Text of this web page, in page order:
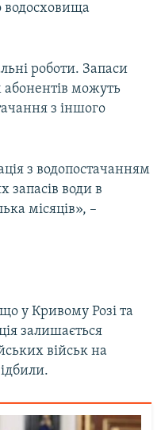
водосховища
роботи. Запаси
абонентів можуть
з іншого
з водопостачанням
запасів води в
місяців», –
у Кривому Розі та
залишається
військ на